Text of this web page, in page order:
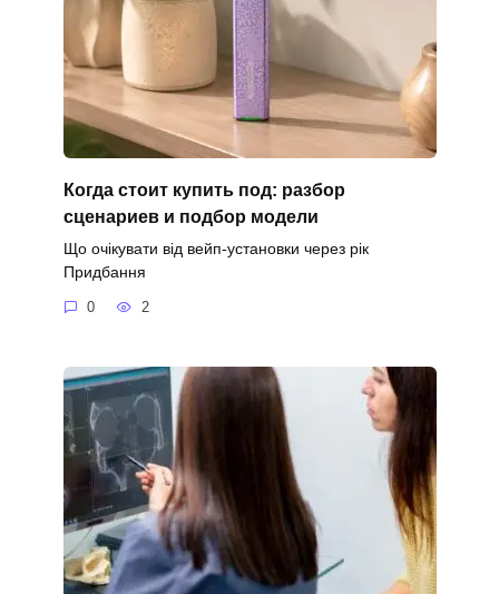
Когда стоит купить под: разбор
сценариев и подбор модели
Що очікувати від вейп-установки через рік
Придбання
0 2